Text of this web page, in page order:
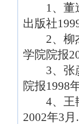
1、董逢
出版社
2、柳杰
学院院报
3、张彦
院报1998
4、王艳
2002年3月.